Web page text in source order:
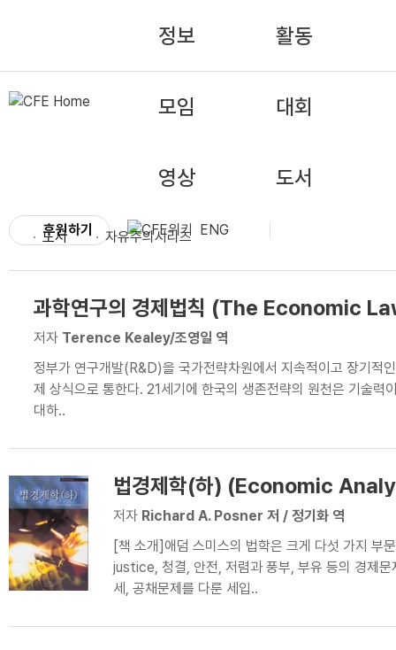
정보 활동
모임 대회
영상 도서
후원하기 ENG
도서 자유주의시리즈
과학연구의 경제법칙 (The Economic
Research)
저자 Terence Kealey/조영일 역
정부가 연구개발(R&D)을 국가전략차원에서 지속적이고 장기적
제 상식으로 통한다. 21세기에 한국의 생존전략의 원천은 기술력
대하..
법경제학(하) (Economic
저자 Richard A. Posner 저 / 정기화 역
[책 소개]애덤 스미스의 법학은 크게 다섯 가지 부
justice, 청결, 안전, 저렴과 풍부, 부유 등의 경제
세, 공채문제를 다룬 세입..